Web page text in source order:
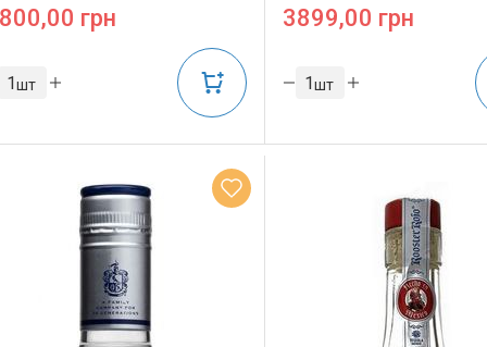
грн
шт
3899,00 грн
шт